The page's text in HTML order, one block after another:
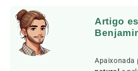
Artigo
Apaixonada